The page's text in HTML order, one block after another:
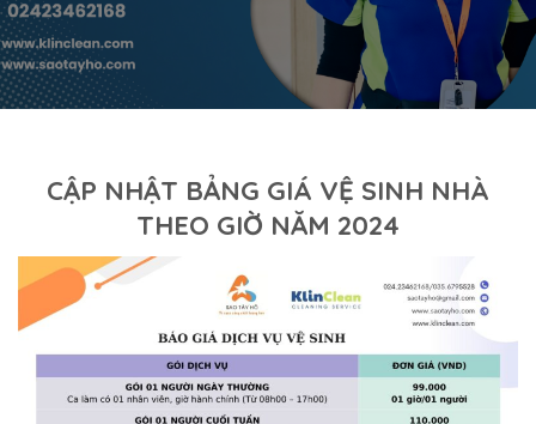
CẬP NHẬT BẢNG GIÁ VỆ SINH NHÀ
THEO GIỜ NĂM 2024